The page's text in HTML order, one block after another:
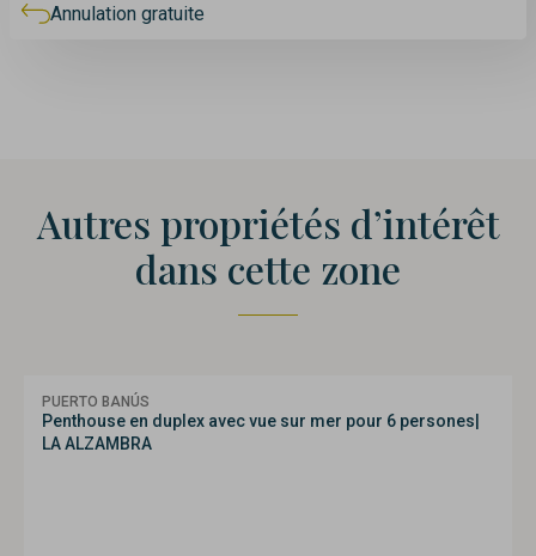
Annulation gratuite
Autres propriétés d’intérêt
dans cette zone
PUERTO BANÚS
Penthouse en duplex avec vue sur mer pour 6 persones|
LA ALZAMBRA